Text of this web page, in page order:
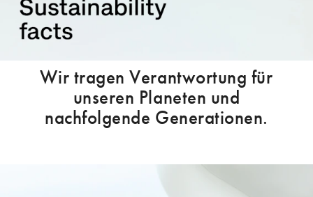
Wir tragen Verantwortung für
unseren Planeten und
nachfolgende Generationen.